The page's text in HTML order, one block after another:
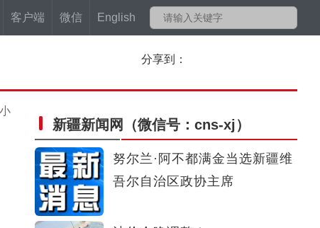
客户端 微信 English
分享到：
小
新疆新闻网 （微信号：cns-xj）
努尔兰·阿不都满金当选新疆维
吾尔自治区政协主席